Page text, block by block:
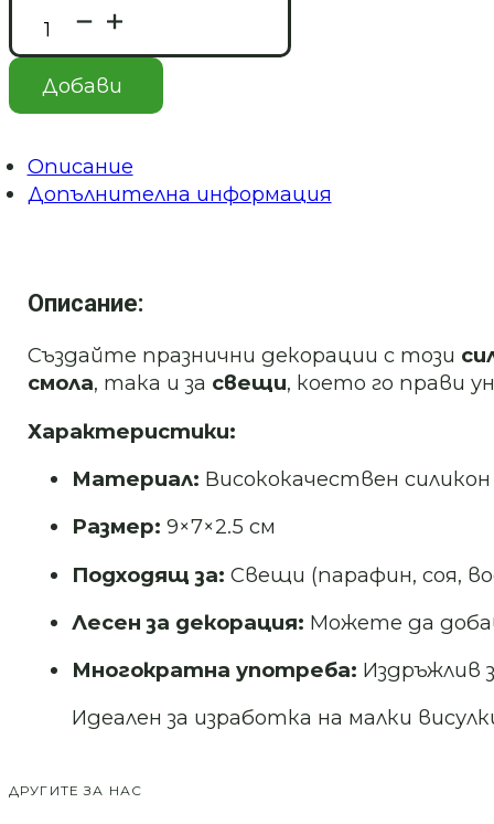
количество
за
Силиконов
молд/
калъп
малка
елха
Art.
№251110
Добави
Описание
Допълнителна информация
Описание:
Създайте празнични декорации с този
смола, така и за свещи, което го прави
Характеристики:
Материал: Висококачествен
Размер: 9×7×2.5 см
Подходящ за: Свещи (парафин, соя,
Лесен за декорация: Можете да
Многократна употреба: Издръжлив
Идеален за изработка на малки
ДРУГИТЕ ЗА НАС